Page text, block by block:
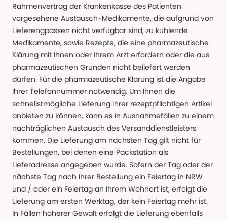
Rahmenvertrag der Krankenkasse des Patienten
vorgesehene Austausch-Medikamente, die aufgrund von
Lieferengpässen nicht verfügbar sind, zu kühlende
Medikamente, sowie Rezepte, die eine pharmazeutische
Klärung mit Ihnen oder Ihrem Arzt erfordern oder die aus
pharmazeutischen Gründen nicht beliefert werden
dürfen. Für die pharmazeutische Klärung ist die Angabe
Ihrer Telefonnummer notwendig. Um Ihnen die
schnellstmögliche Lieferung Ihrer rezeptpflichtigen Artikel
anbieten zu können, kann es in Ausnahmefällen zu einem
nachträglichen Austausch des Versanddienstleisters
kommen. Die Lieferung am nächsten Tag gilt nicht für
Bestellungen, bei denen eine Packstation als
Lieferadresse angegeben wurde. Sofern der Tag oder der
nächste Tag nach Ihrer Bestellung ein Feiertag in NRW
und / oder ein Feiertag an Ihrem Wohnort ist, erfolgt die
Lieferung am ersten Werktag, der kein Feiertag mehr ist.
In Fällen höherer Gewalt erfolgt die Lieferung ebenfalls